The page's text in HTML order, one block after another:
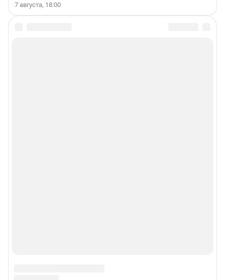
7 августа, 18:00